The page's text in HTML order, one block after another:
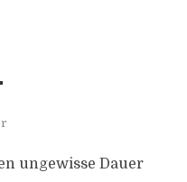
ungewisse Dauer